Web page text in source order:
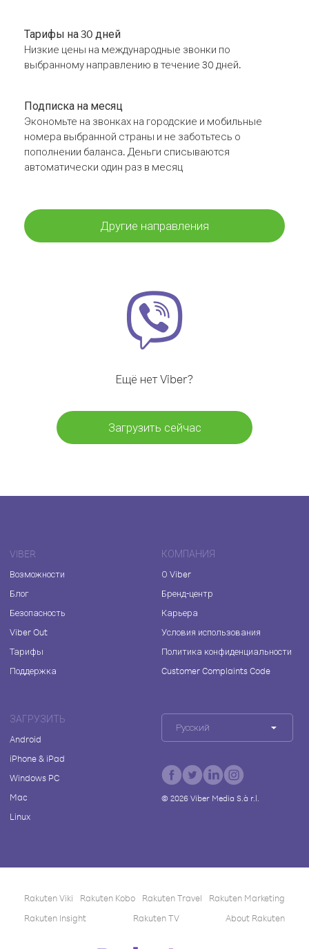
Тарифы на 30 дней
Низкие цены на международные звонки по
выбранному направлению в течение 30 дней.
Подписка на месяц
Экономьте на звонках на городские и мобильные
номера выбранной страны и не заботьтесь о
пополнении баланса. Деньги списываются
автоматически один раз в месяц
Другие направления
Ещё нет Viber?
Загрузить сейчас
VIBER
Возможности
Блог
Безопасность
Viber Out
Тарифы
Поддержка
КОМПАНИЯ
О Viber
Бренд-центр
Карьера
Условия использования
Политика конфиденциальности
Customer Complaints Code
ЗАГРУЗИТЬ
Android
iPhone & iPad
Windows PC
Mac
Linux
Русский
© 2026Viber Media S.à r.l.
Rakuten Viki Rakuten Kobo Rakuten Travel
Rakuten Marketing
Rakuten Insight
Rakuten TV About Rakuten